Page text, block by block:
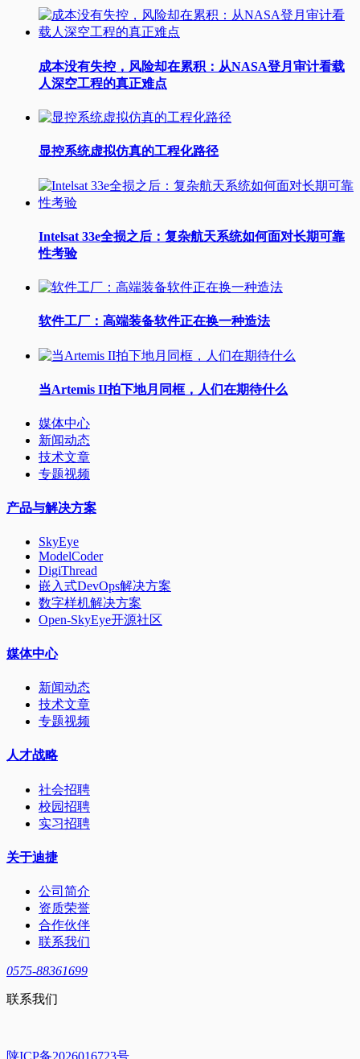
成本没有失控，风险却在累积：从NASA登月审计看载
人深空工程的真正难点
显控系统虚拟仿真的工程化路径
Intelsat 33e全损之后：复杂航天系统如何面对长期可靠
性考验
软件工厂：高端装备软件正在换一种造法
当Artemis II拍下地月同框，人们在期待什么
媒体中心
新闻动态
技术文章
专题视频
产品与解决方案
SkyEye
ModelCoder
DigiThread
嵌入式DevOps解决方案
数字样机解决方案
Open-SkyEye开源社区
媒体中心
新闻动态
技术文章
专题视频
人才战略
社会招聘
校园招聘
实习招聘
关于迪捷
公司简介
资质荣誉
合作伙伴
联系我们
0575-88361699
联系我们